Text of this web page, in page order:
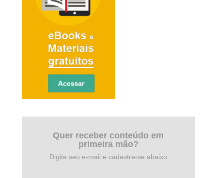
Quer receber conteúdo em
primeira mão?
Digite seu e-mail e cadastre-se abaixo